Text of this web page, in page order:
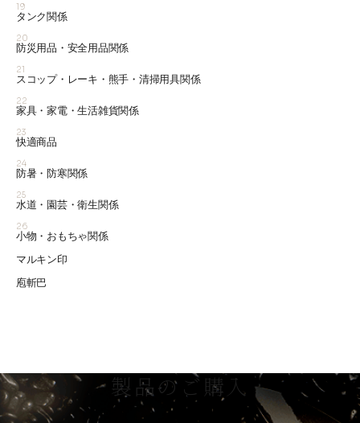
19
タンク関係
20
防災用品・安全用品関係
21
スコップ・レーキ・熊手・清掃用具関係
22
家具・家電・生活雑貨関係
23
快適商品
24
防暑・防寒関係
25
水道・園芸・衛生関係
26
小物・おもちゃ関係
マルキン印
庖斬巴
製品のご購入